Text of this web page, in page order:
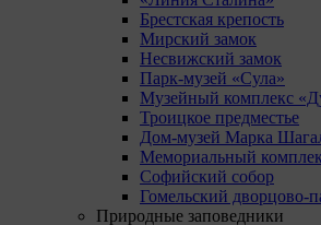
Брестская крепость
Мирский замок
Несвижский замок
Парк-музей «Сула»
Музейный комплекс
Троицкое предместье
Дом-музей Марка
Мемориальный
Софийский собор
Гомельский дворцово-
Природные заповедники